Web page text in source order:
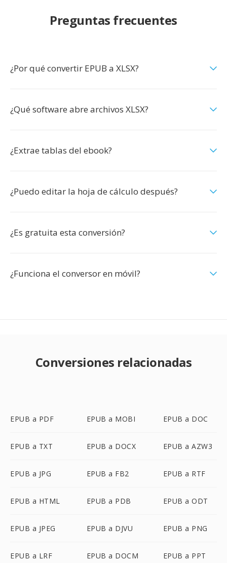
Preguntas frecuentes
¿Por qué convertir EPUB a XLSX?
¿Qué software abre archivos XLSX?
¿Extrae tablas del ebook?
¿Puedo editar la hoja de cálculo después?
¿Es gratuita esta conversión?
¿Funciona el conversor en móvil?
Conversiones relacionadas
EPUB a PDF EPUB a MOBI EPUB a DOC
EPUB a TXT EPUB a DOCX EPUB a AZW3
EPUB a JPG EPUB a FB2 EPUB a RTF
EPUB a HTML EPUB a PDB EPUB a ODT
EPUB a JPEG EPUB a DJVU EPUB a PNG
EPUB a LRF EPUB a DOCM EPUB a PPT